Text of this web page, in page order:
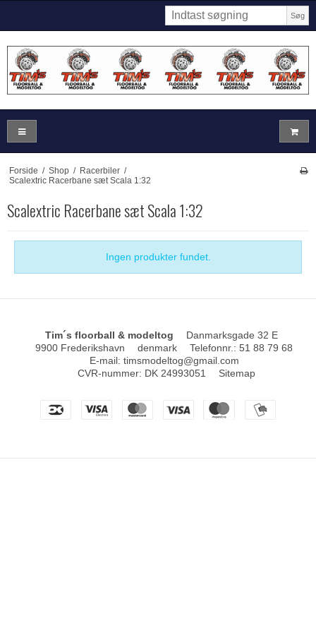
Søg
Forside / Shop / Racerbiler /
Scalextric Racerbane sæt Scala 1:32
Scalextric Racerbane sæt Scala 1:32
Ingen produkter fundet.
Tim´s floorball & modeltog
Danmarksgade 32 E
9900 Frederikshavn
denmark Telefonnr. : 51 88 79 68
E-mail: timsmodeltog@gmail.com
CVR-nummer: DK 24993051 Sitemap